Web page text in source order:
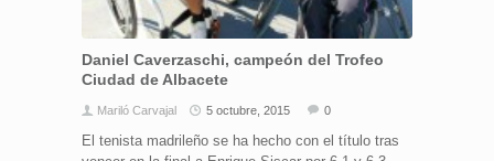
Daniel Caverzaschi, campeón del Trofeo
Ciudad de Albacete
Mariló Carvajal 5 octubre, 2015 0
El tenista madrileño se ha hecho con el título tras